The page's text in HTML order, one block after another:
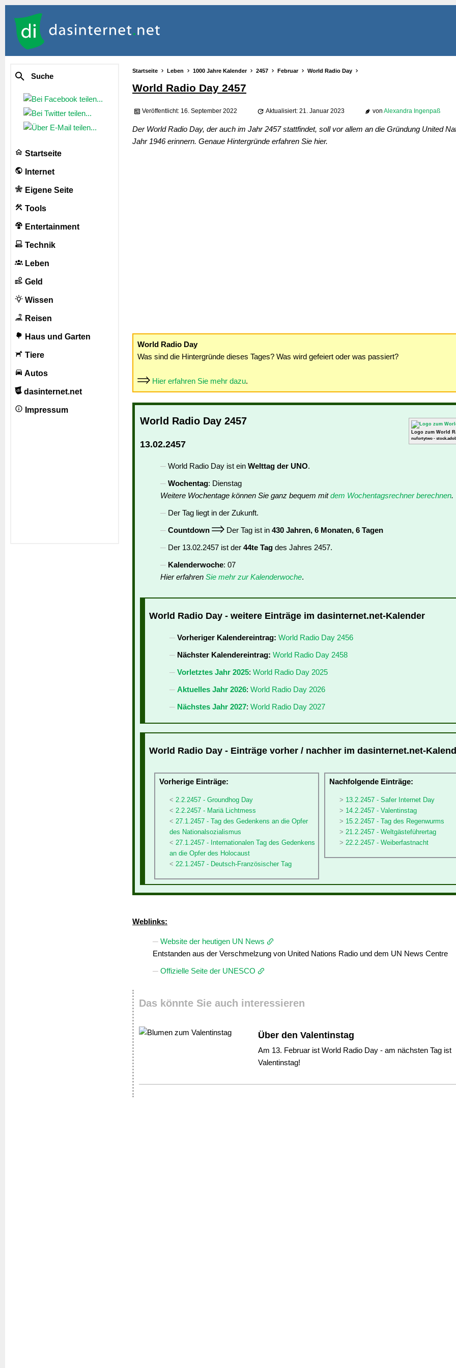
Suche
Startseite
Internet
Eigene Seite
Tools
Entertainment
Technik
Leben
Geld
Wissen
Reisen
Haus und Garten
Tiere
Autos
dasinternet.net
Impressum
Startseite Leben 1000 Jahre Kalender 2457 Februar World Radio Day
World Radio Day 2457
Veröffentlicht: 16. September 2022 Aktualisiert: 21. Januar 2023 von Alexandra Ingenpaß
Der World Radio Day, der auch im Jahr 2457 stattfindet, soll vor allem an die Gründung United
Jahr 1946 erinnern. Genaue Hintergründe erfahren Sie hier.
World Radio Day
Was sind die Hintergründe dieses Tages? Was wird gefeiert oder was passiert?
Hier erfahren Sie mehr dazu.
Logo zum World
nufortytwo -
World Radio Day 2457
13.02.2457
World Radio Day ist ein Welttag der UNO.
Wochentag: Dienstag
Weitere Wochentage können Sie ganz bequem mitdem Wochentagsrechner berechnen.
Der Tag liegt in der Zukunft.
Countdown
Der Tag ist in 430 Jahren, 6 Monaten, 6 Tagen
Der 13.02.2457 ist der 44te Tag des Jahres 2457.
Kalenderwoche: 07
Hier erfahren Sie mehr zur Kalenderwoche.
World Radio Day - weitere Einträge im dasinternet.net-Kalender
Vorheriger Kalendereintrag: World Radio Day 2456
Nächster Kalendereintrag: World Radio Day 2458
Vorletztes Jahr 2025: World Radio Day 2025
Aktuelles Jahr 2026: World Radio Day 2026
Nächstes Jahr 2027: World Radio Day 2027
World Radio Day - Einträge vorher / nachher im dasinternet.net-
Vorherige Einträge:
2.2.2457 - Groundhog Day
2.2.2457 - Mariä Lichtmess
27.1.2457 - Tag des Gedenkens an die Opfer
des Nationalsozialismus
27.1.2457 - Internationalen Tag des Gedenkens
an die Opfer des Holocaust
22.1.2457 - Deutsch-Französischer Tag
Nachfolgende Einträge:
13.2.2457 - Safer Internet Day
14.2.2457 - Valentinstag
15.2.2457 - Tag des Regenwurms
21.2.2457 - Weltgästeführertag
22.2.2457 - Weiberfastnacht
Weblinks:
Website der heutigen UN News
Entstanden aus der Verschmelzung von United Nations Radio und dem UN News Centre
Offizielle Seite der UNESCO
Das könnte Sie auch interessieren
Über den Valentinstag
Am 13. Februar ist World Radio Day - am nächsten Tag ist
Valentinstag!